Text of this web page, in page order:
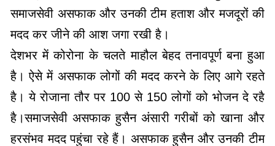
समाजसेवी असफाक और उनकी टीम हताश और मजदूरों की
मदद कर जीने की आश जगा रखी है।
देशभर में कोरोना के चलते माहौल बेहद तनावपूर्ण बना हुआ
है। ऐसे में असफाक लोगों की मदद करने के लिए आगे रहते
है। ये रोजाना तौर पर 100 से 150 लोगों को भोजन दे रहै
है।समाजसेवी असफाक हुसैन अंसारी गरीबों को खाना और
हरसंभव मदद पहुंचा रहे हैं। असफाक हुसैन और उनकी टीम